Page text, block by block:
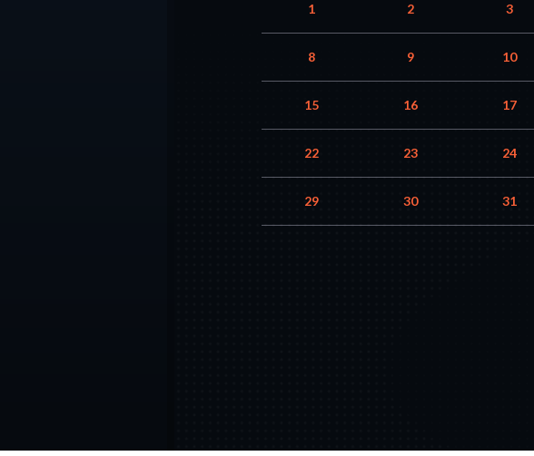
1 2 3
8 9 10
15 16 17
22 23 24
29 30 31